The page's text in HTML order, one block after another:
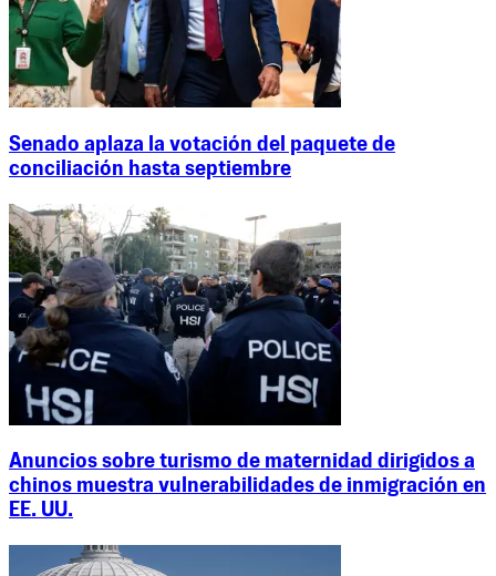
Senado aplaza la votación del paquete de
conciliación hasta septiembre
Anuncios sobre turismo de maternidad dirigidos a
chinos muestra vulnerabilidades de inmigración en
EE. UU.